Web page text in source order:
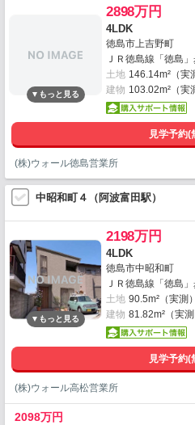
2898万円
4LDK
徳島市上吉野町
ＪＲ徳島線「徳島
土地 146.14m²（実
建物 103.02m²（実
見学予約(
(株)ウォール徳島営業所
中昭和町４（阿波富田駅）
2198万円
4LDK
徳島市中昭和町
ＪＲ徳島線「徳島
土地 90.5m²（実測）
建物 81.82m²（実測
見学予約(
(株)ウォール高松営業所
2098万円